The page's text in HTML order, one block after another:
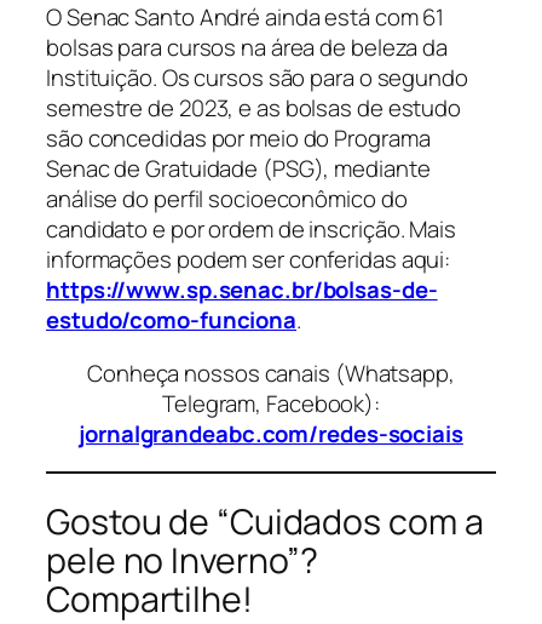
O Senac Santo André ainda está com 61
bolsas para cursos na área de beleza da
Instituição. Os cursos são para o segundo
semestre de 2023, e as bolsas de estudo
são concedidas por meio do Programa
Senac de Gratuidade (PSG), mediante
análise do perfil socioeconômico do
candidato e por ordem de inscrição. Mais
informações podem ser conferidas aqui:
https://www.sp.senac.br/bolsas-de-
estudo/como-funciona.
Conheça nossos canais (Whatsapp,
Telegram, Facebook):
jornalgrandeabc.com/redes-sociais
Gostou de “Cuidados com a
pele no Inverno”?
Compartilhe!